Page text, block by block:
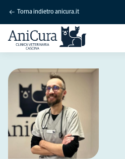
Torna indietro anicura.it